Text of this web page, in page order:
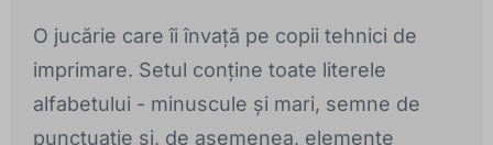
O jucărie care îi învață pe copii tehnici de
imprimare. Setul conține toate literele
alfabetului - minuscule și mari, semne de
punctuație și, de asemenea, elemente